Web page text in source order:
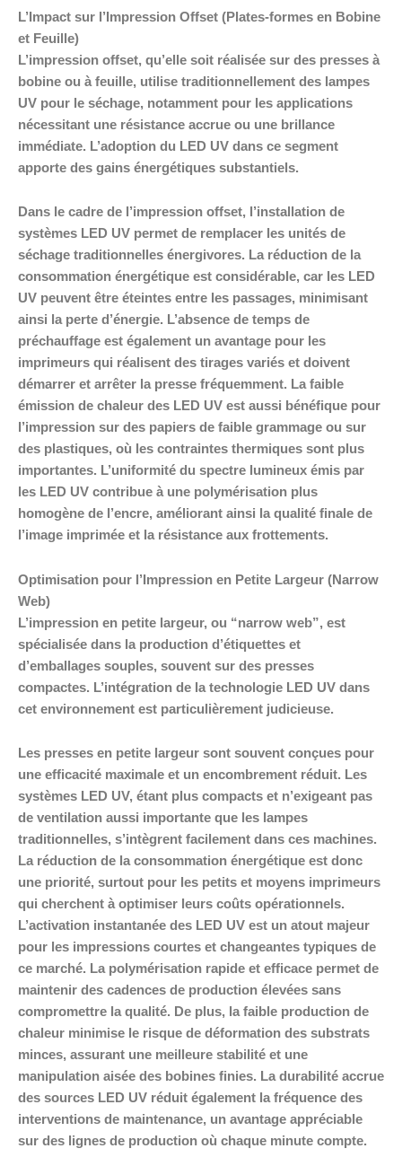
L’Impact sur l’Impression Offset (Plates-formes en Bobine
et Feuille)
L’impression offset, qu’elle soit réalisée sur des presses à
bobine ou à feuille, utilise traditionnellement des lampes
UV pour le séchage, notamment pour les applications
nécessitant une résistance accrue ou une brillance
immédiate. L’adoption du LED UV dans ce segment
apporte des gains énergétiques substantiels.
Dans le cadre de l’impression offset, l’installation de
systèmes LED UV permet de remplacer les unités de
séchage traditionnelles énergivores. La réduction de la
consommation énergétique est considérable, car les LED
UV peuvent être éteintes entre les passages, minimisant
ainsi la perte d’énergie. L’absence de temps de
préchauffage est également un avantage pour les
imprimeurs qui réalisent des tirages variés et doivent
démarrer et arrêter la presse fréquemment. La faible
émission de chaleur des LED UV est aussi bénéfique pour
l’impression sur des papiers de faible grammage ou sur
des plastiques, où les contraintes thermiques sont plus
importantes. L’uniformité du spectre lumineux émis par
les LED UV contribue à une polymérisation plus
homogène de l’encre, améliorant ainsi la qualité finale de
l’image imprimée et la résistance aux frottements.
Optimisation pour l’Impression en Petite Largeur (Narrow
Web)
L’impression en petite largeur, ou “narrow web”, est
spécialisée dans la production d’étiquettes et
d’emballages souples, souvent sur des presses
compactes. L’intégration de la technologie LED UV dans
cet environnement est particulièrement judicieuse.
Les presses en petite largeur sont souvent conçues pour
une efficacité maximale et un encombrement réduit. Les
systèmes LED UV, étant plus compacts et n’exigeant pas
de ventilation aussi importante que les lampes
traditionnelles, s’intègrent facilement dans ces machines.
La réduction de la consommation énergétique est donc
une priorité, surtout pour les petits et moyens imprimeurs
qui cherchent à optimiser leurs coûts opérationnels.
L’activation instantanée des LED UV est un atout majeur
pour les impressions courtes et changeantes typiques de
ce marché. La polymérisation rapide et efficace permet de
maintenir des cadences de production élevées sans
compromettre la qualité. De plus, la faible production de
chaleur minimise le risque de déformation des substrats
minces, assurant une meilleure stabilité et une
manipulation aisée des bobines finies. La durabilité accrue
des sources LED UV réduit également la fréquence des
interventions de maintenance, un avantage appréciable
sur des lignes de production où chaque minute compte.